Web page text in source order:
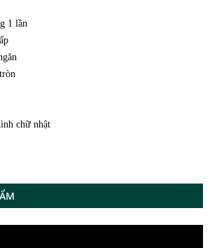
1 lần
chữ nhật